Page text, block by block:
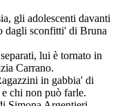
gli adolescenti davanti
dagli sconfitti' di Bruna
lui è tornato in
Carrano.
in gabbia' di
chi non può farle.